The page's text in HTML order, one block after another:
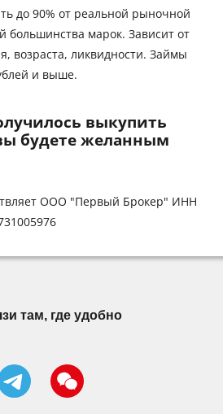
до 90% от реальной рыночной
большинства марок. Зависит от
возраста, ликвидности. Займы
и выше.
выкупить
будете желанным
ООО "Первый Брокер" ИНН
там, где удобно